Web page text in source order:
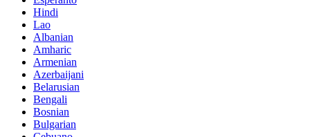
Hindi
Lao
Albanian
Amharic
Armenian
Azerbaijani
Belarusian
Bengali
Bosnian
Bulgarian